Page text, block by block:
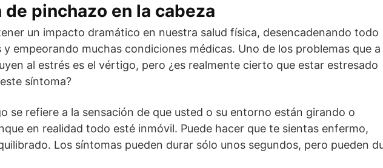
de pinchazo en la cabeza
un impacto dramático en nuestra salud física, desencadenando todo
empeorando muchas condiciones médicas. Uno de los problemas que a
al estrés es el vértigo, pero ¿es realmente cierto que estar estresado
síntoma?
se refiere a la sensación de que usted o su entorno están girando o
en realidad todo esté inmóvil. Puede hacer que te sientas enfermo,
Los síntomas pueden durar sólo unos segundos, pero pueden